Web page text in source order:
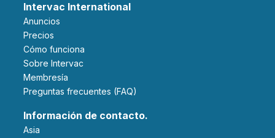
Intervac International
Anuncios
Precios
Cómo funciona
Sobre Intervac
Membresía
Preguntas frecuentes (FAQ)
Información de contacto.
Asia